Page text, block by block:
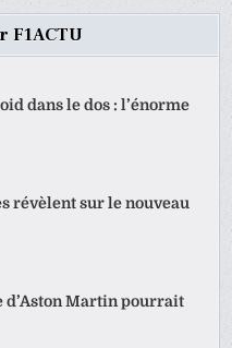
F1ACTU
dans le dos : l’énorme
révèlent sur le nouveau
d’Aston Martin pourrait